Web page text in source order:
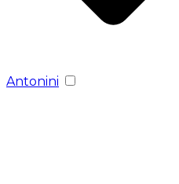
Antonini